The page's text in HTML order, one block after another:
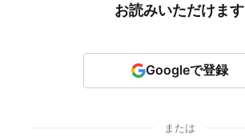
お読みいただけます
Googleで登録
または